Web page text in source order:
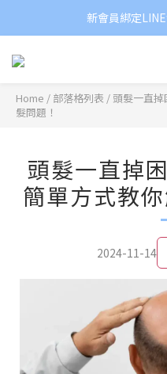
新會員綁定
Home / 部落格列表 / 頭髮一直
髮問題！
頭髮一直掉
簡單方式教
2024-11-14